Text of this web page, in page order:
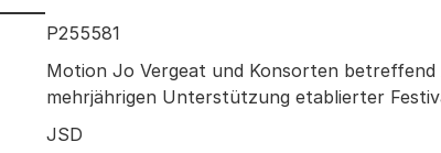
Ausgewählten Geschäft
P255581
Motion Jo Vergeat und Konsorten
mehrjährigen Unterstützung etablierter
JSD